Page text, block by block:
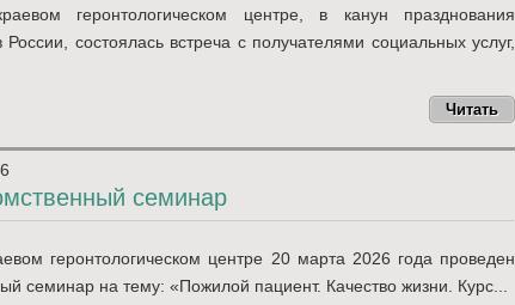
геронтологическом центре, в канун празднования
состоялась встреча с получателями социальных услуг,
Читать
семинар
геронтологическом центре 20 марта 2026 года проведен
семинар на тему: «Пожилой пациент. Качество жизни. Курс...